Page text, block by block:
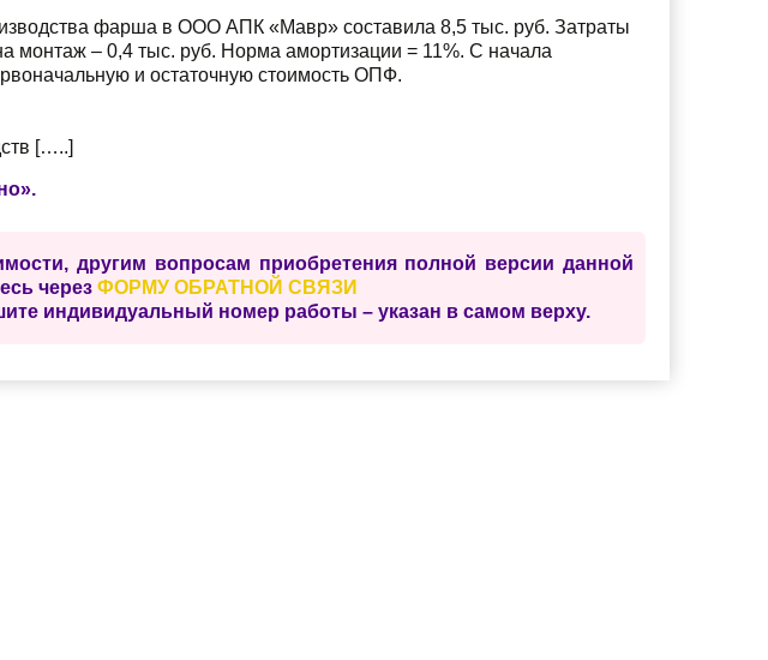
фарша в ООО АПК «Мавр» составила 8,5 тыс. руб. Затраты
монтаж – 0,4 тыс. руб. Норма амортизации = 11%. С начала
и остаточную стоимость ОПФ.
[…..]
другим вопросам приобретения полной версии данной
через ФОРМУ ОБРАТНОЙ СВЯЗИ
индивидуальный номер работы – указан в самом верху.